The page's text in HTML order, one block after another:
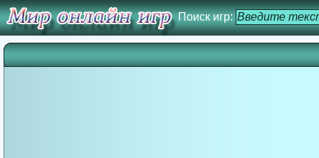
Поиск игр: